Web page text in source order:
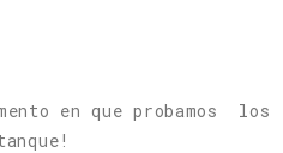
en que probamos
los